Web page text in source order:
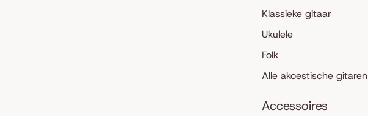
Klassieke gitaar
Ukulele
Folk
Alle akoestische gitaren
Accessoires